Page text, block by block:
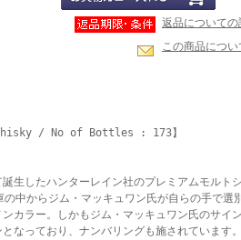
返品について
この商品につ
/ No of Bottles : 173】
生したハンターレイン社のプレミアムモルト
中からジム・マッキュワン氏が自らの手で選
カラー。しかもジム・マッキュワン氏のサイ
なっており、ナンバリングも施されています